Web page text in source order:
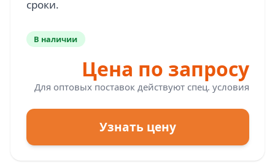
В наличии
Цена по запросу
Для оптовых поставок действуют спец. условия
Узнать цену